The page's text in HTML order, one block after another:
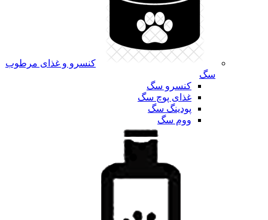
کنسرو و غذای مرطوب
سگ
کنسرو سگ
غذای پوچ سگ
پودینگ سگ
ووم سگ